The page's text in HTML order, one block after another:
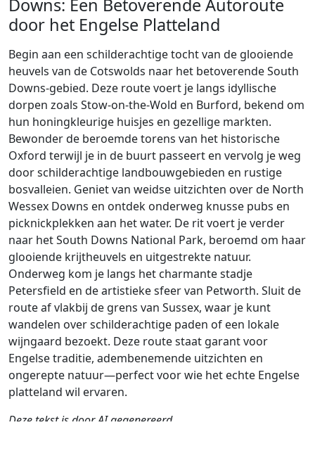
Downs: Een Betoverende Autoroute
door het Engelse Platteland
Begin aan een schilderachtige tocht van de glooiende
heuvels van de Cotswolds naar het betoverende South
Downs-gebied. Deze route voert je langs idyllische
dorpen zoals Stow-on-the-Wold en Burford, bekend om
hun honingkleurige huisjes en gezellige markten.
Bewonder de beroemde torens van het historische
Oxford terwijl je in de buurt passeert en vervolg je weg
door schilderachtige landbouwgebieden en rustige
bosvalleien. Geniet van weidse uitzichten over de North
Wessex Downs en ontdek onderweg knusse pubs en
picknickplekken aan het water. De rit voert je verder
naar het South Downs National Park, beroemd om haar
glooiende krijtheuvels en uitgestrekte natuur.
Onderweg kom je langs het charmante stadje
Petersfield en de artistieke sfeer van Petworth. Sluit de
route af vlakbij de grens van Sussex, waar je kunt
wandelen over schilderachtige paden of een lokale
wijngaard bezoekt. Deze route staat garant voor
Engelse traditie, adembenemende uitzichten en
ongerepte natuur—perfect voor wie het echte Engelse
platteland wil ervaren.
Deze tekst is door AI gegenereerd.